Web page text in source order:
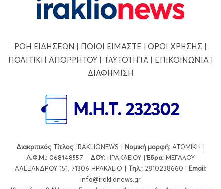
ΡΟΗ ΕΙΔΗΣΕΩΝ | ΠΟΙΟΙ ΕΙΜΑΣΤΕ | ΟΡΟΙ ΧΡΗΣΗΣ |
ΠΟΛΙΤΙΚΗ ΑΠΟΡΡΗΤΟΥ| ΤΑΥΤΟΤΗΤΑ | ΕΠΙΚΟΙΝΩΝΙΑ |
ΔΙΑΦΗΜΙΣΗ
Διακριτικός Τίτλος: IRAKLIONEWS | Νομική μορφή: ΑΤΟΜΙΚΗ |
Α.Φ.Μ.: 068148557 - ΔΟΥ: ΗΡΑΚΛΕΙΟΥ |Έδρα: ΜΕΓΑΛΟΥ
ΑΛΕΞΑΝΔΡΟΥ 151, 71306 ΗΡΑΚΛΕΙΟ | Τηλ.: 2810238660 | Εmail:
info@iraklionews.gr